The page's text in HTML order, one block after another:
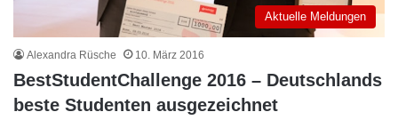
Aktuelle Meldungen
Alexandra Rüsche 10. März 2016
BestStudentChallenge 2016 – Deutschlands
beste Studenten ausgezeichnet